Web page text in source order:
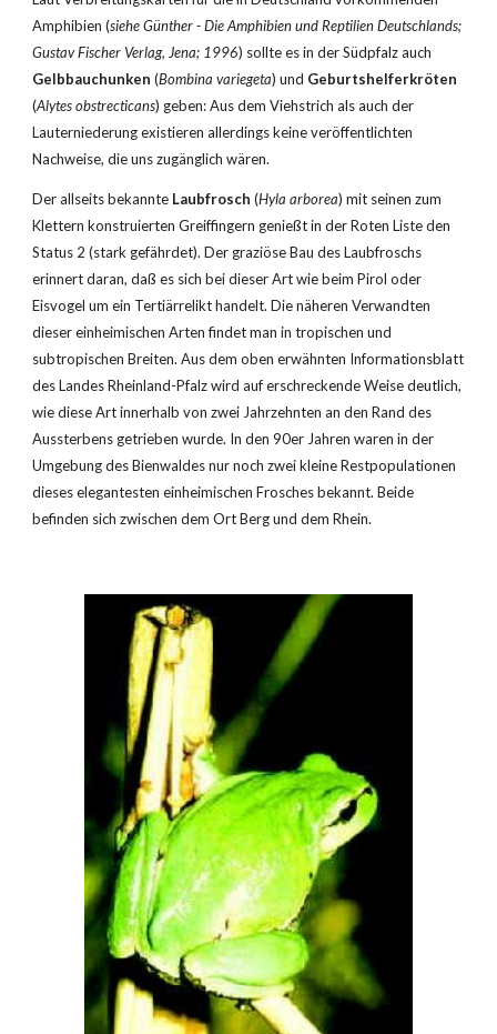
Amphibien (siehe Günther - Die Amphibien und Reptilien Deutschlands;
Gustav Fischer Verlag, Jena; 1996
Gelbbauchunken (Bombina variegeta) und Geburtshelferkröten
(Alytes obstrecticans) geben: Aus dem Viehstrich als auch der
Lauterniederung existieren allerdings keine veröffentlichten
Nachweise, die uns zugänglich wären.
Der allseits bekannte Laubfrosch (Hyla arborea) mit seinen zum
Klettern konstruierten Greiffingern genießt in der Roten Liste den
Status 2 (stark gefährdet). Der graziöse Bau des Laubfroschs
erinnert daran, daß es sich bei dieser Art wie beim Pirol oder
Eisvogel um ein Tertiärrelikt handelt. Die näheren Verwandten
dieser einheimischen Arten findet man in tropischen und
subtropischen Breiten. Aus dem oben erwähnten Informationsblatt
des Landes Rheinland-Pfalz wird auf erschreckende Weise deutlich,
wie diese Art innerhalb von zwei Jahrzehnten an den Rand des
Aussterbens getrieben wurde. In den 90er Jahren waren in der
Umgebung des Bienwaldes nur noch zwei kleine Restpopulationen
dieses elegantesten einheimischen Frosches bekannt. Beide
befinden sich zwischen dem Ort Berg und dem Rhein.